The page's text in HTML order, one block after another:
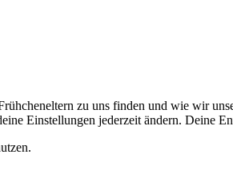
zu uns finden und wie wir
Einstellungen jederzeit ändern. Deine